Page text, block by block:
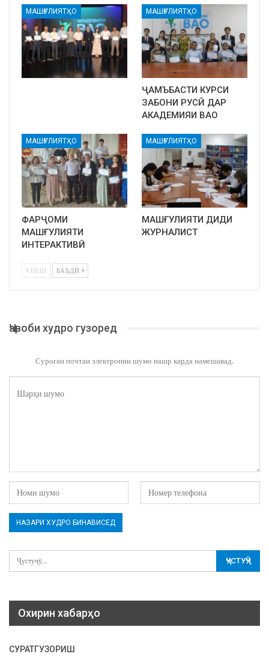
МАШҒУЛИЯТҲО МАШҒУЛИЯТҲО
ҶАМЪБАСТИ КУРСИ
ЗАБОНИ РУСӢ ДАР
АКАДЕМИЯИ ВАО
МАШҒУЛИЯТҲО
ФАРҶОМИ
МАШҒУЛИЯТИ
ИНТЕРАКТИВӢ
МАШҒУЛИЯТҲО
МАШҒУЛИЯТИ ДИДИ
ЖУРНАЛИСТ
ПЕШ БАЪДӢ
Ҷавоби худро гузоред
Суроғаи почтаи электронии шумо нашр карда намешавад.
Охирин хабарҳо
СУРАТГУЗОРИШ